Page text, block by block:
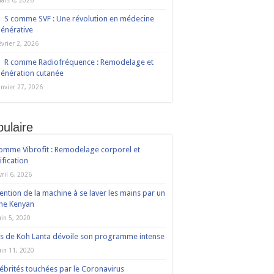
S comme SVF : Une révolution en médecine
2, 2026
R comme Radiofréquence : Remodelage et
cutanée
27, 2026
Vibrofit : Remodelage corporel et
6, 2026
de la machine à se laver les mains par un
Kenyan
5, 2020
de Koh Lanta dévoile son programme intense
11, 2020
touchées par le Coronavirus